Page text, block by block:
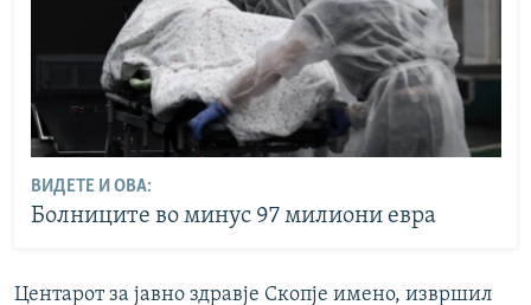
ВИДЕТЕ И ОВА:
Болниците во минус 97 милиони евра
Центарот за јавно здравје Скопје имено, извршил